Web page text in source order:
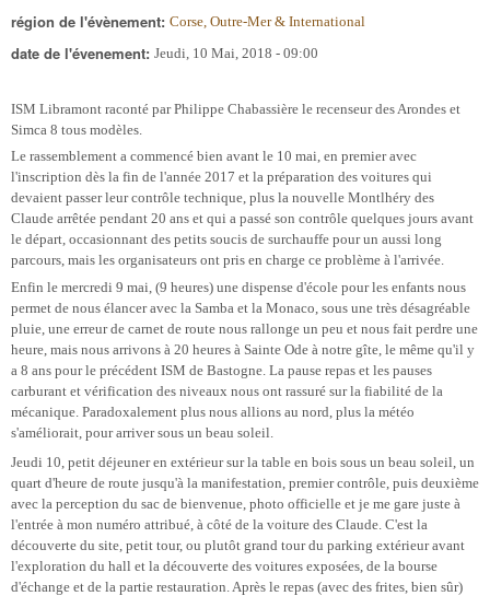
région de l'évènement: Corse, Outre-Mer & International
date de l'évenement: Jeudi, 10 Mai, 2018 - 09:00
ISM Libramont raconté par Philippe Chabassière le recenseur des Arondes et
Simca 8 tous modèles.
Le rassemblement a commencé bien avant le 10 mai, en premier avec
l'inscription dès la fin de l'année 2017 et la préparation des voitures qui
devaient passer leur contrôle technique, plus la nouvelle Montlhéry des
Claude arrêtée pendant 20 ans et qui a passé son contrôle quelques jours avant
le départ, occasionnant des petits soucis de surchauffe pour un aussi long
parcours, mais les organisateurs ont pris en charge ce problème à l'arrivée.
Enfin le mercredi 9 mai, (9 heures) une dispense d'école pour les enfants nous
permet de nous élancer avec la Samba et la Monaco, sous une très désagréable
pluie, une erreur de carnet de route nous rallonge un peu et nous fait perdre une
heure, mais nous arrivons à 20 heures à Sainte Ode à notre gîte, le même qu'il y
a 8 ans pour le précédent ISM de Bastogne. La pause repas et les pauses
carburant et vérification des niveaux nous ont rassuré sur la fiabilité de la
mécanique. Paradoxalement plus nous allions au nord, plus la météo
s'améliorait, pour arriver sous un beau soleil.
Jeudi 10, petit déjeuner en extérieur sur la table en bois sous un beau soleil, un
quart d'heure de route jusqu'à la manifestation, premier contrôle, puis deuxième
avec la perception du sac de bienvenue, photo officielle et je me gare juste à
l'entrée à mon numéro attribué, à côté de la voiture des Claude. C'est la
découverte du site, petit tour, ou plutôt grand tour du parking extérieur avant
l'exploration du hall et la découverte des voitures exposées, de la bourse
d'échange et de la partie restauration. Après le repas (avec des frites, bien sûr)